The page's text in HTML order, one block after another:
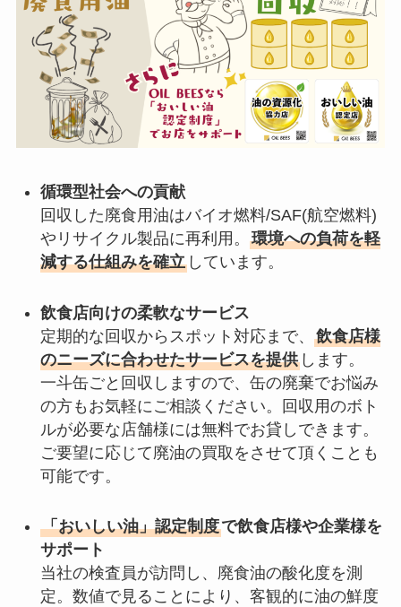
循環型社会への貢献
回収した廃食用油はバイオ燃料/SAF(航空燃料)
やリサイクル製品に再利用。 環境への負荷を軽
減する仕組みを確立しています。
飲食店向けの柔軟なサービス
定期的な回収からスポット対応まで、 飲食店様
のニーズに合わせたサービスを提供します。
一斗缶ごと回収しますので、缶の廃棄でお悩み
の方もお気軽にご相談ください。回収用のボト
ルが必要な店舗様には無料でお貸しできます。
ご要望に応じて廃油の買取をさせて頂くことも
可能です。
「おいしい油」認定制度で飲食店様や企業様を
サポート
当社の検査員が訪問し、廃食油の酸化度を測
定。数値で見ることにより、客観的に油の鮮度